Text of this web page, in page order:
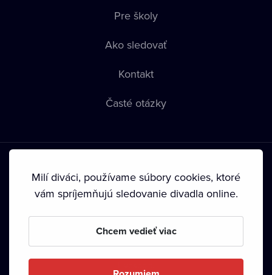
Pre školy
Ako sledovať
Kontakt
Časté otázky
používania Cookies• Autorské práva
Milí diváci, používame súbory cookies, ktoré
vám spríjemňujú sledovanie divadla online.
Chcem vedieť viac